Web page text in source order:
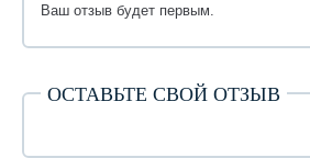
Ваш отзыв будет первым.
ОСТАВЬТЕ СВОЙ ОТЗЫВ